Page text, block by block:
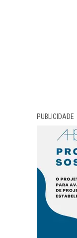
PUBLICIDADE